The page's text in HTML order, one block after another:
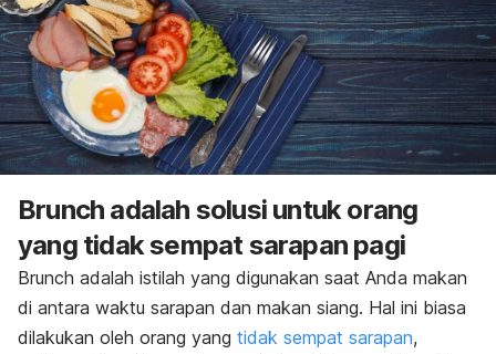
Brunch adalah solusi untuk orang
yang tidak sempat sarapan pagi
Brunch adalah istilah yang digunakan saat Anda makan
di antara waktu sarapan dan makan siang. Hal ini biasa
dilakukan oleh orang yang tidak sempat sarapan,